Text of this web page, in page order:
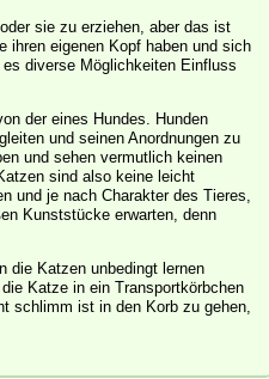
sie zu erziehen, aber das ist
ihren eigenen Kopf haben und sich
diverse Möglichkeiten Einfluss
der eines Hundes. Hunden
und seinen Anordnungen zu
und sehen vermutlich keinen
sind also keine leicht
und je nach Charakter des Tieres,
Kunststücke erwarten, denn
die Katzen unbedingt lernen
Katze in ein Transportkörbchen
schlimm ist in den Korb zu gehen,